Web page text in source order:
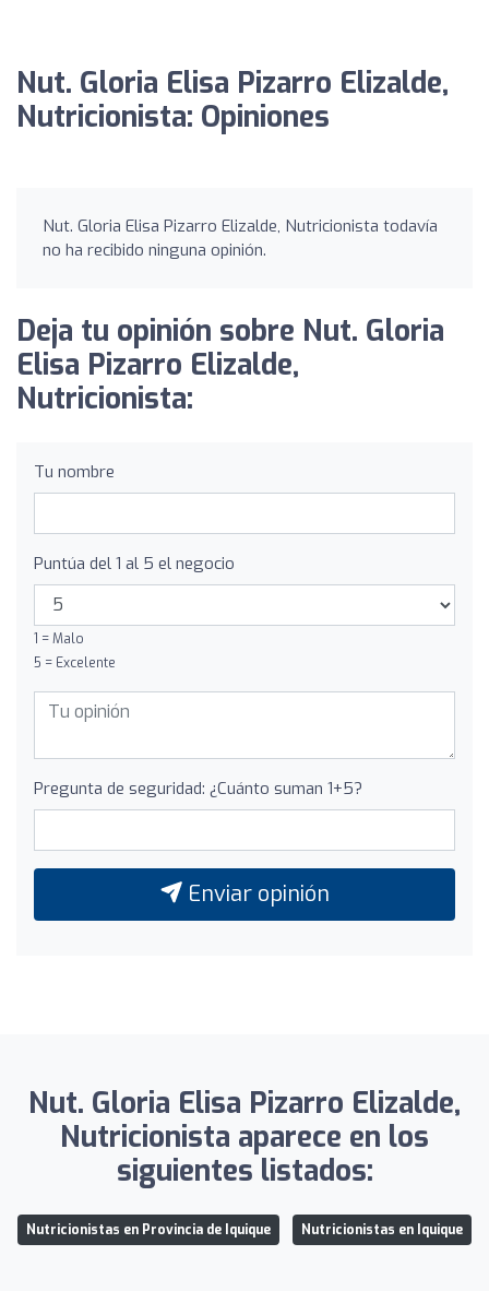
Nut. Gloria Elisa Pizarro Elizalde,
Nutricionista: Opiniones
Nut. Gloria Elisa Pizarro Elizalde, Nutricionista todavía
no ha recibido ninguna opinión.
Deja tu opinión sobre Nut. Gloria
Elisa Pizarro Elizalde,
Nutricionista:
Tu nombre
Puntúa del 1 al 5 el negocio
1 = Malo
5 = Excelente
Pregunta de seguridad: ¿Cuánto suman 1+5?
Enviar opinión
Nut. Gloria Elisa Pizarro Elizalde,
Nutricionista aparece en los
siguientes listados:
Nutricionistas en Provincia de Iquique Nutricionistas en Iquique